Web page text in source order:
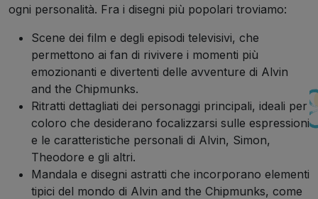
ogni personalità. Fra i disegni più popolari troviamo:
Scene dei film e degli episodi televisivi, che
permettono ai fan di rivivere i momenti più
emozionanti e divertenti delle avventure di Alvin
and the Chipmunks.
Ritratti dettagliati dei personaggi principali, ideali per
coloro che desiderano focalizzarsi sulle espressioni
e le caratteristiche personali di Alvin, Simon,
Theodore e gli altri.
Mandala e disegni astratti che incorporano elementi
tipici del mondo di Alvin and the Chipmunks, come